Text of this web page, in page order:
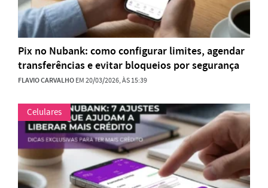
Pix no Nubank: como configurar limites, agendar
transferências e evitar bloqueios por segurança
FLAVIO CARVALHOEM 20/03/2026, ÀS 15:39
Celulares